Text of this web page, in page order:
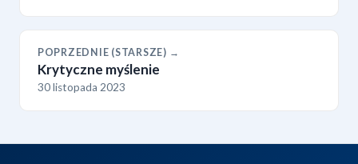
POPRZEDNIE (STARSZE) →
Krytyczne myślenie
30 listopada 2023